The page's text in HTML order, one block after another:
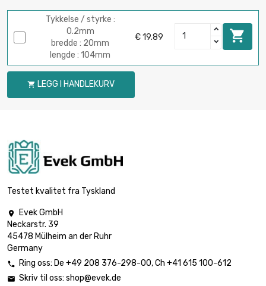
Tykkelse / styrke :
0.2mm
bredde : 20mm
lengde : 104mm
€ 19.89 
 LEGG I HANDLEKURV
Testet kvalitet fra Tyskland

Evek GmbH
Neckarstr. 39
45478 Mülheim an der Ruhr
Germany
 Ring oss: De +49 208 376-298-00, Ch +41 615 100-612
 Skriv til oss: shop@evek.de